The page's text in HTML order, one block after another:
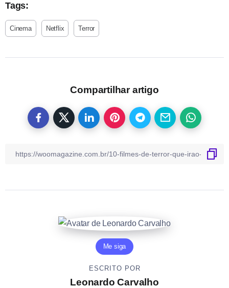
Tags:
Cinema Netflix Terror
Compartilhar artigo
Me siga
ESCRITO POR
Leonardo Carvalho